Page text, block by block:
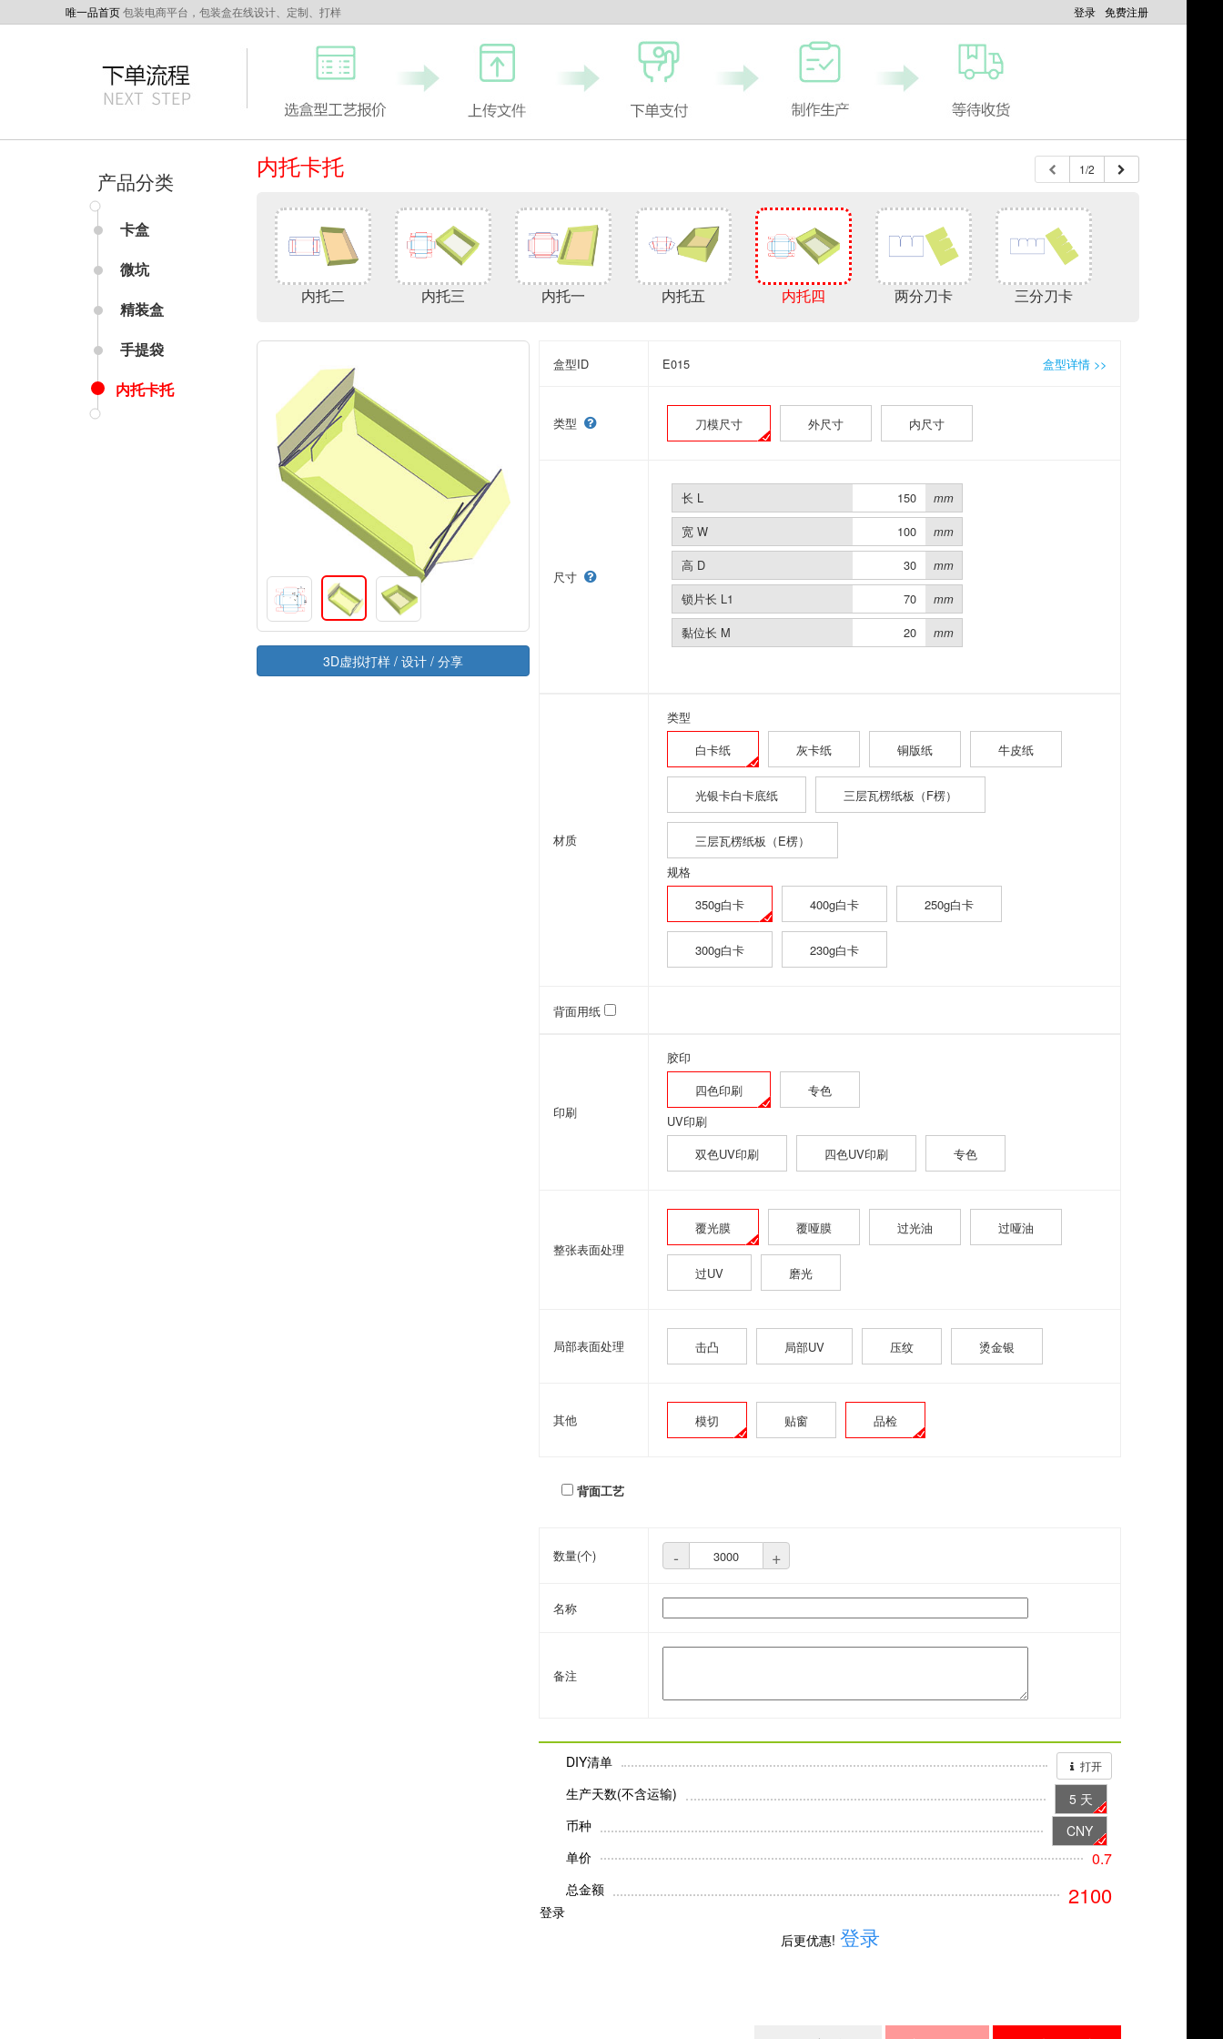
唯一品首页包装电商平台，包装盒在线设计、定制、打样 免费注册
登录
产品分类
卡盒
微坑
精装盒
手提袋
内托卡托
内托卡托 1/2
内托二 内托三 内托一 内托五 内托四 两分刀卡 三分刀卡
3D虚拟打样 / 设计 / 分享
盒型ID E015 盒型详情 >>
类型 刀模尺寸 外尺寸 内尺寸
尺寸
长 L mm
宽 W mm
高 D mm
锁片长 L1 mm
黏位长 M mm
材质
类型
白卡纸
灰卡纸 铜版纸 牛皮纸
光银卡白卡底纸 三层瓦楞纸板（F楞）
三层瓦楞纸板（E楞）
规格
350g白卡
400g白卡 250g白卡
300g白卡 230g白卡
背面用纸
印刷
胶印
四色印刷
专色
UV印刷
双色UV印刷
四色UV印刷 专色
整张表面处理
覆光膜 覆哑膜 过光油 过哑油
过UV 磨光
局部表面处理 击凸 局部UV 压纹 烫金银
其他 模切 贴窗 品检
背面工艺
数量(个) - +
名称
备注
DIY清单 打开
生产天数(不含运输)
5 天
币种
CNY
单价
0.7
总金额 2100
登录
后更优惠! 登录